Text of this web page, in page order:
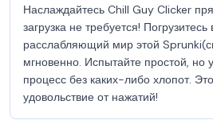
Наслаждайтесь Chill Guy Clicker
загрузка не требуется!
расслабляющий мир этой
мгновенно. Испытайте простой, но
процесс без каких-либо хлопот.
удовольствие от нажатий!